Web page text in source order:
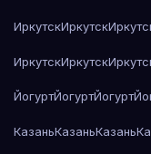
ИркутскИркутск
ИркутскИркутск
ЙогуртЙогуртЙогурт
КазаньКазаньКазань